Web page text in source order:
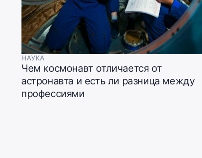
НАУКА
Чем космонавт отличается от
астронавта и есть ли разница между
профессиями